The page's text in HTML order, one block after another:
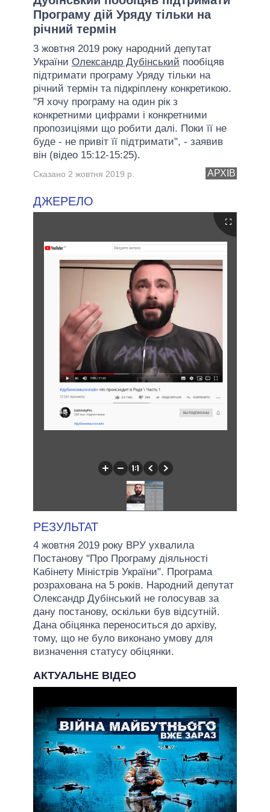
Програму дій Уряду тільки на
річний термін
3 жовтня 2019 року народний депутат
України Олександр Дубінський пообіцяв
підтримати програму Уряду тільки на
річний термін та підкріплену конкретикою.
"Я хочу програму на один рік з
конкретними цифрами і конкретними
пропозиціями що робити далі. Поки її не
буде - не привіт її підтримати", - заявив
він (відео 15:12-15:25).
АРХІВ
Сказано 2 жовтня 2019 р.
ДЖЕРЕЛО
РЕЗУЛЬТАТ
4 жовтня 2019 року ВРУ ухвалила
Постанову "Про Програму діяльності
Кабінету Міністрів України". Програма
розрахована на 5 років. Народний депутат
Олександр Дубінський не голосував за
дану постанову, оскільки був відсутній.
Дана обіцянка переноситься до архіву,
тому, що не було виконано умову для
визначення статусу обіцянки.
АКТУАЛЬНЕ ВІДЕО